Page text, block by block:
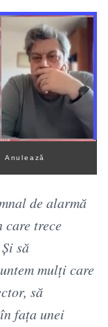
Anulează
de alarmă
trece
să
mulți care
să
fața unei